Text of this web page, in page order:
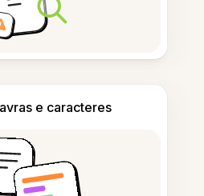
e caracteres